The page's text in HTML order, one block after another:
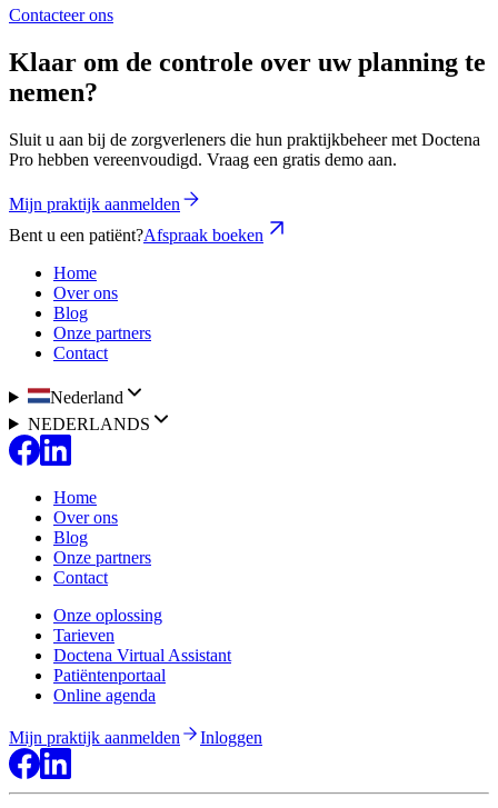
Contacteer ons
Klaar om de controle over uw planning te
nemen?
Sluit u aan bij de zorgverleners die hun praktijkbeheer met Doctena
Pro hebben vereenvoudigd. Vraag een gratis demo aan.
Mijn praktijk aanmelden
Bent u een patiënt?Afspraak boeken
Home
Over ons
Blog
Onze partners
Contact
Nederland
NEDERLANDS
Home
Over ons
Blog
Onze partners
Contact
Onze oplossing
Tarieven
Doctena Virtual Assistant
Patiëntenportaal
Online agenda
Mijn praktijk aanmelden Inloggen